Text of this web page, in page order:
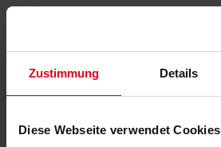
Zustimmung Details
Diese Webseite verwendet Cookies